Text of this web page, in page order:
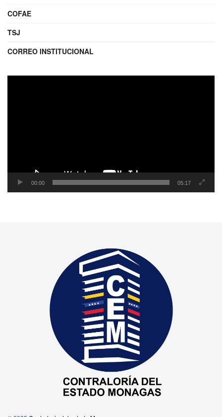
COFAE
TSJ
CORREO INSTITUCIONAL
00:00 05:17